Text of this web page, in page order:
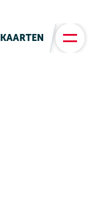
KAARTEN